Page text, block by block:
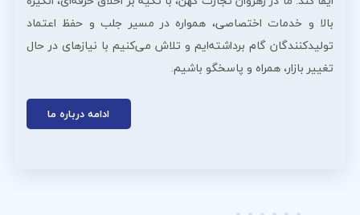
بالا و خدمات اختصاصی، همواره در مسیر جلب و حفظ اعتماد
تولیدکنندگان گام برداشته‌ایم و تلاش می‌کنیم با نیازهای در حال
تغییر بازار، همراه و پاسخگو باشیم.
ادامه درباره ما